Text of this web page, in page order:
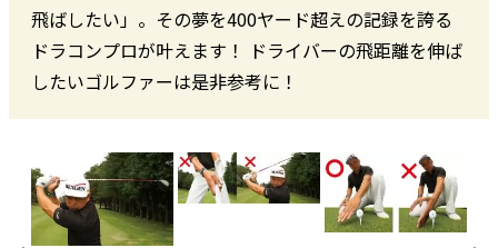
飛ばしたい」。その夢を400ヤード超えの記録を誇る
ドラコンプロが叶えます！ ドライバーの飛距離を伸ば
したいゴルファーは是非参考に！